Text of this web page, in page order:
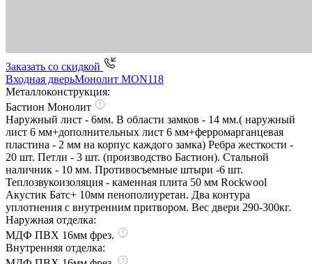
Заказать со скидкой
Входная дверьМонолит MON118
Металлоконструкция:
Бастион Монолит
Наружный лист - 6мм. В области замков - 14 мм.( наружный
лист 6 мм+дополнительных лист 6 мм+ферромарганцевая
пластина - 2 мм на корпус каждого замка) Ребра жесткости -
20 шт. Петли - 3 шт. (производство Бастион). Стальной
наличник - 10 мм. Противосъемные штыри -6 шт.
Теплозвукоизоляция - каменная плита 50 мм Rockwool
Акустик Батс+ 10мм пенополиуретан. Два контура
уплотнения с внутренним притвором. Вес двери 290-300кг.
Наружная отделка:
МДФ ПВХ 16мм фрез.
Внутренняя отделка: